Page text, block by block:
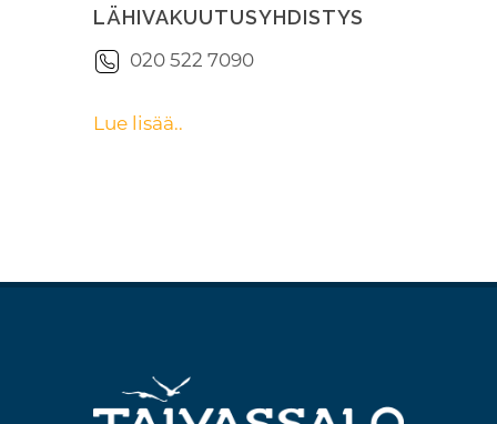
LÄHIVAKUUTUSYHDISTYS
020 522 7090
Lue lisää..